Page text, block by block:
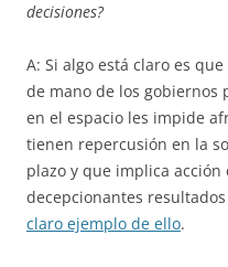
decisiones?
A: Si algo está claro es
de mano de los gobiernos
en el espacio les impide
tienen repercusión en la
plazo y que implica acción
decepcionantes
claro ejemplo de ello.